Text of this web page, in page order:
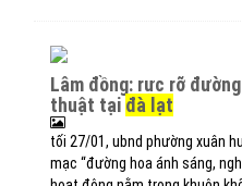
lâm đồng: rực rỡ đường hoa ánh sáng và nghệ
thuật tại đà lạt
tối 27/01, ubnd phường xuân
mạc “đường hoa ánh sáng,